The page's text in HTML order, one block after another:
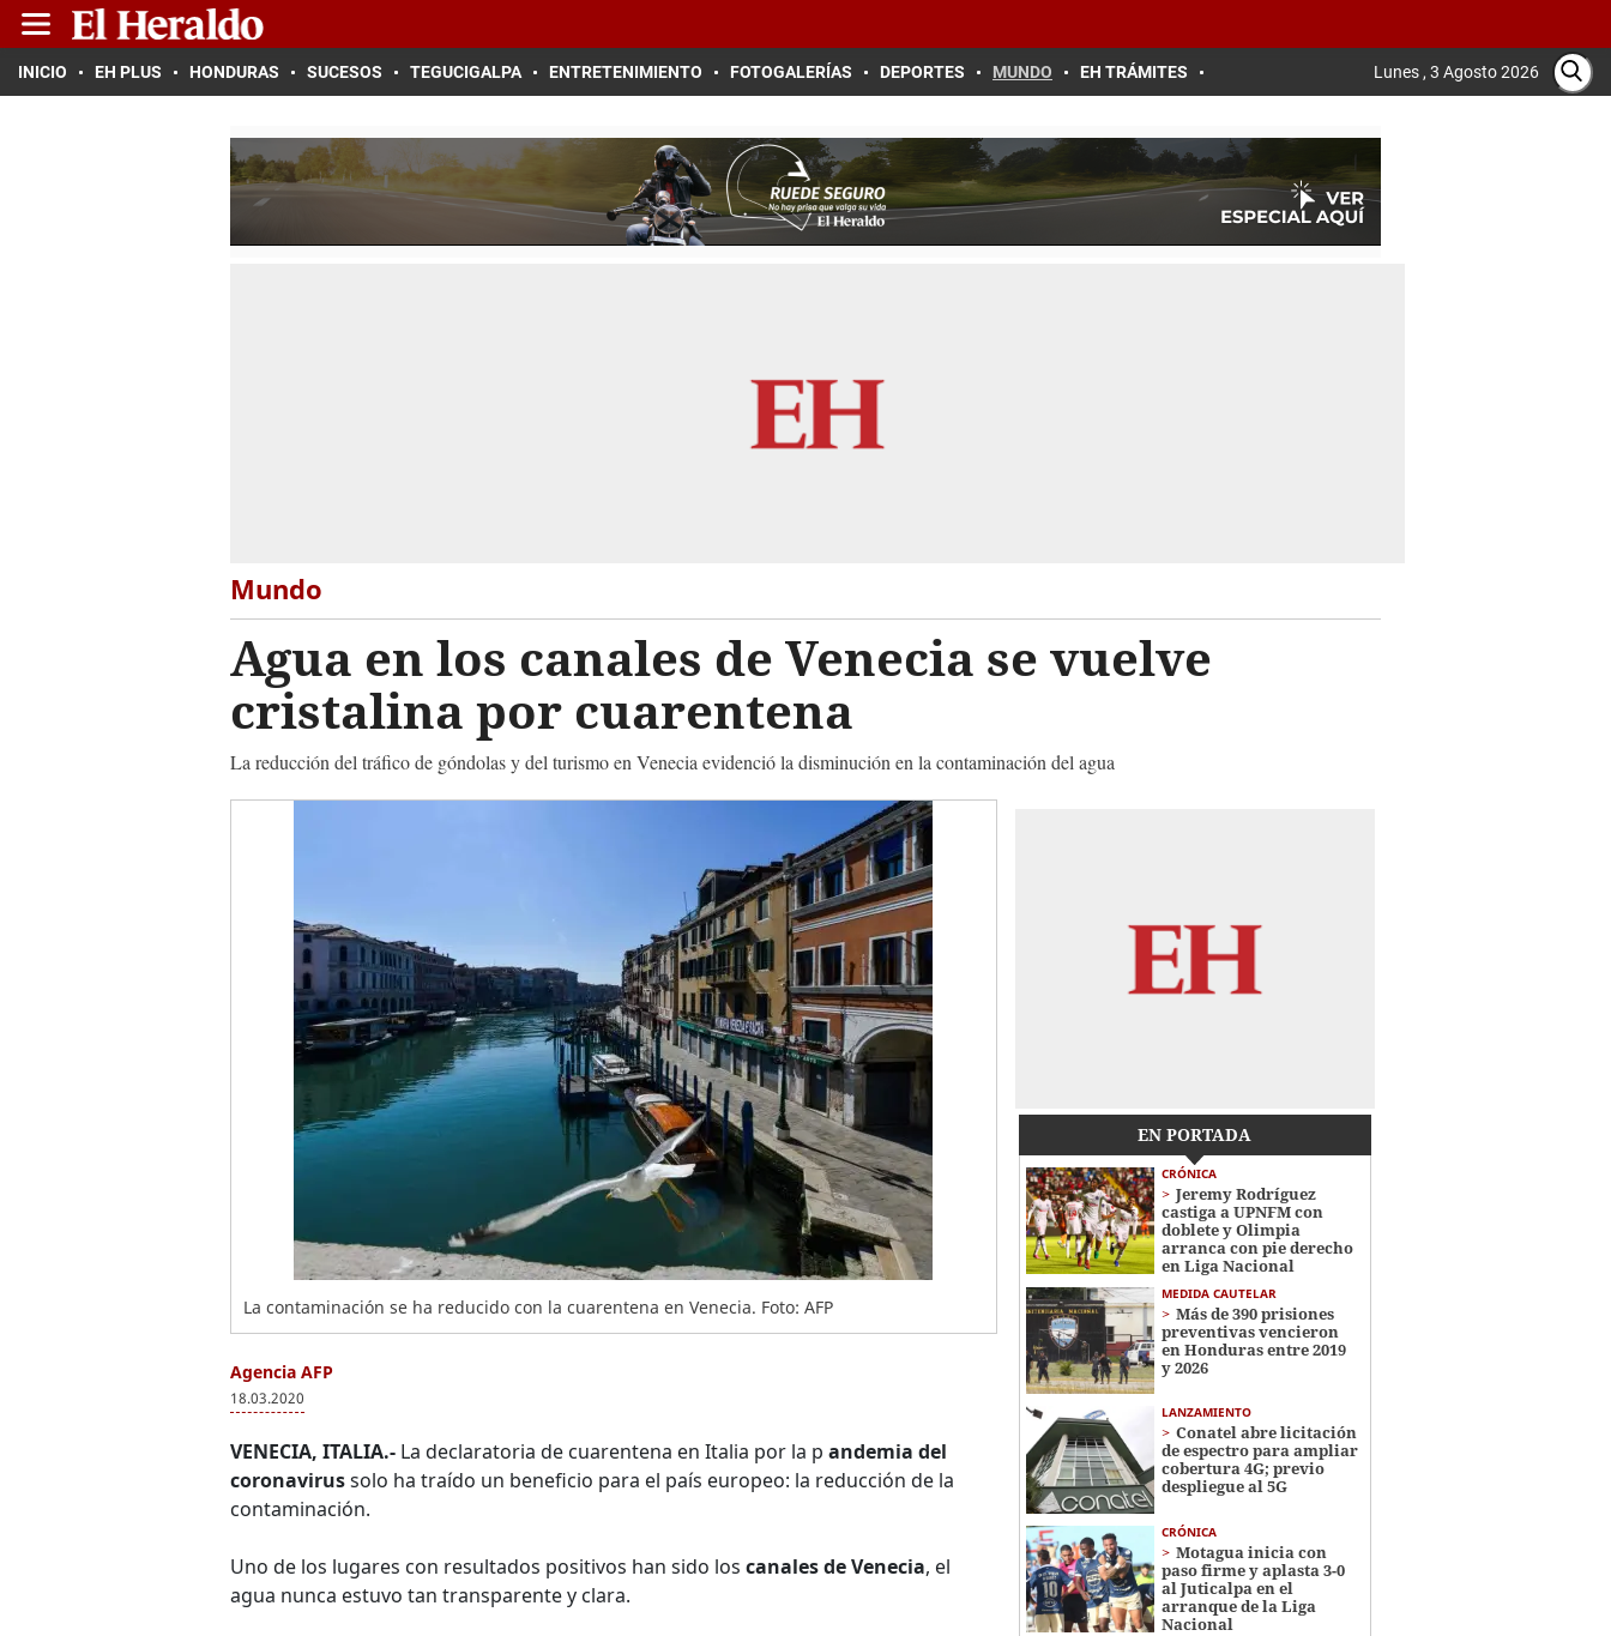
INICIO EH PLUS HONDURAS SUCESOS TEGUCIGALPA ENTRETENIMIENTO FOTOGALERÍAS DEPORTES MUNDO EH TRÁMITES Lunes , 3 Agosto 2026
Mundo
Agua en los canales de Venecia se vuelve
cristalina por cuarentena
La reducción del tráfico de góndolas y del turismo en Venecia evidenció la disminución en la contaminación del agua
La contaminación se ha reducido con la cuarentena en Venecia. Foto: AFP
Agencia AFP
18.03.2020
VENECIA, ITALIA.- La declaratoria de cuarentena en Italia por la p andemia del
coronavirussolo ha traído un beneficio para el país europeo: la reducción de la
contaminación.
Uno de los lugares con resultados positivos han sido los canales de Venecia, el
agua nunca estuvo tan transparente y clara.
EN PORTADA
CRÓNICA
Jeremy Rodríguez
castiga a UPNFM con
doblete y Olimpia
arranca con pie derecho
en Liga Nacional
MEDIDA CAUTELAR
Más de 390 prisiones
preventivas vencieron
en Honduras entre 2019
y 2026
LANZAMIENTO
Conatel abre licitación
de espectro para ampliar
cobertura 4G; previo
despliegue al 5G
CRÓNICA
Motagua inicia con
paso firme y aplasta 3-0
al Juticalpa en el
arranque de la Liga
Nacional